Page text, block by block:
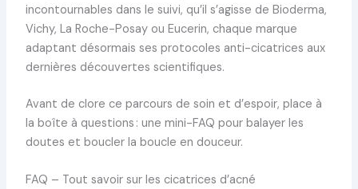
incontournables dans le suivi, qu’il s’agisse de Bioderma,
Vichy, La Roche-Posay ou Eucerin, chaque marque
adaptant désormais ses protocoles anti-cicatrices aux
dernières découvertes scientifiques.
Avant de clore ce parcours de soin et d’espoir, place à
la boîte à questions : une mini-FAQ pour balayer les
doutes et boucler la boucle en douceur.
FAQ – Tout savoir sur les cicatrices d’acné